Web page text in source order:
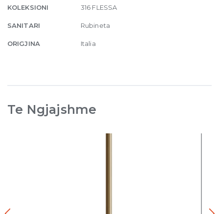
KOLEKSIONI 316 FLESSA
SANITARI Rubineta
ORIGJINA Italia
Te Ngjajshme